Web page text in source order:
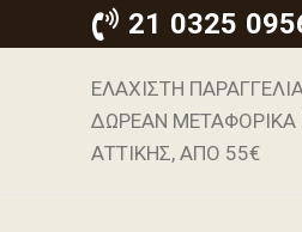
21 0325
ΕΛΑΧΙΣΤΗ
ΔΩΡΕΑΝ ΜΕΤΑΦΟΡΙΚΑ
ΑΤΤΙΚΗΣ, ΑΠΟ 55€